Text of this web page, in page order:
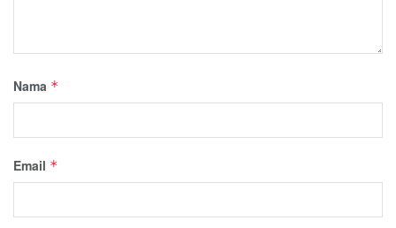
Nama *
Email *